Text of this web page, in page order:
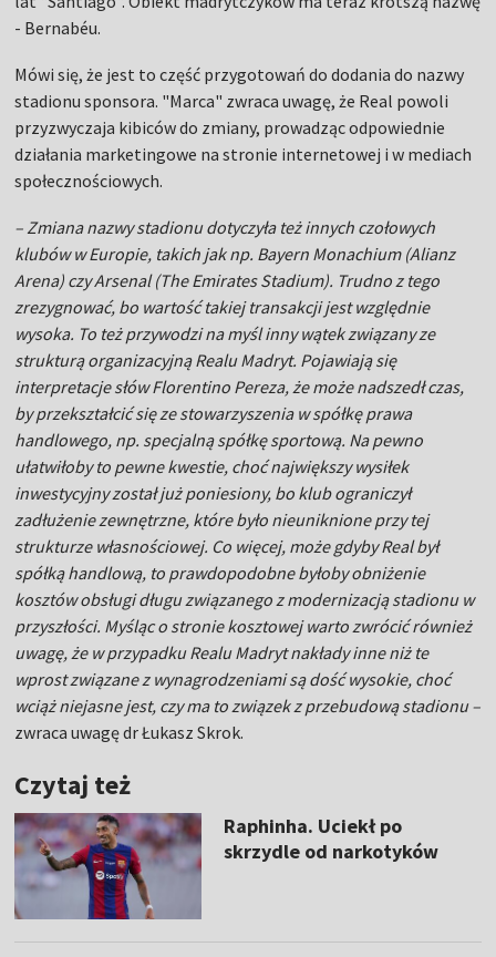
- Bernabéu.
Mówi się, że jest to część przygotowań do dodania do nazwy
stadionu sponsora. "Marca" zwraca uwagę, że Real powoli
przyzwyczaja kibiców do zmiany, prowadząc odpowiednie
działania marketingowe na stronie internetowej i w mediach
społecznościowych.
– Zmiana nazwy stadionu dotyczyła też innych czołowych
klubów w Europie, takich jak np. Bayern Monachium (Alianz
Arena) czy Arsenal (The Emirates Stadium). Trudno z tego
zrezygnować, bo wartość takiej transakcji jest względnie
wysoka. To też przywodzi na myśl inny wątek związany ze
strukturą organizacyjną Realu Madryt. Pojawiają się
interpretacje słów Florentino Pereza, że może nadszedł czas,
by przekształcić się ze stowarzyszenia w spółkę prawa
handlowego, np. specjalną spółkę sportową. Na pewno
ułatwiłoby to pewne kwestie, choć największy wysiłek
inwestycyjny został już poniesiony, bo klub ograniczył
zadłużenie zewnętrzne, które było nieuniknione przy tej
strukturze własnościowej. Co więcej, może gdyby Real był
spółką handlową, to prawdopodobne byłoby obniżenie
kosztów obsługi długu związanego z modernizacją stadionu w
przyszłości. Myśląc o stronie kosztowej warto zwrócić również
uwagę, że w przypadku Realu Madryt nakłady inne niż te
wprost związane z wynagrodzeniami są dość wysokie, choć
wciąż niejasne jest, czy ma to związek z przebudową stadionu –
zwraca uwagę dr Łukasz Skrok.
Czytaj też
Raphinha. Uciekł po
skrzydle od narkotyków